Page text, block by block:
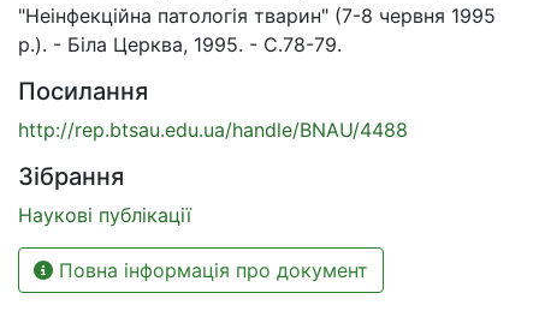
"Неінфекційна патологія тварин" (7-8 червня 1995
р.). - Біла Церква, 1995. - С.78-79.
Посилання
http://rep.btsau.edu.ua/handle/BNAU/4488
Зібрання
Наукові публікації
Повна інформація про документ